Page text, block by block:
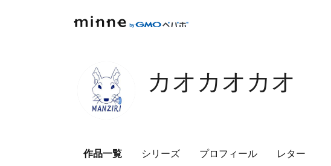
カオカオカオ
作品一覧 シリーズ プロフィール レター